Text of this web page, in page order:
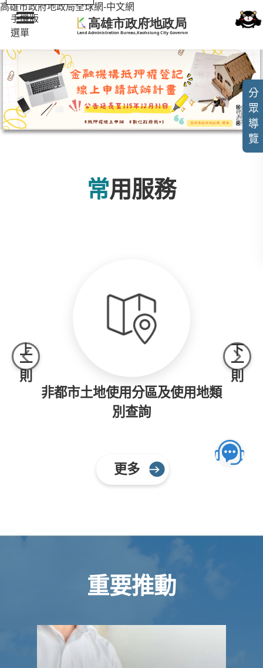
手機版
選單
高雄市政府地政局全球網-中文網
:::
分
眾
導
覽
常用服務
非都市土地使用分區及使用地
上
一
則
下
一
則
更多
重要推動